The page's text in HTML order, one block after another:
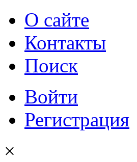
О сайте
Контакты
Поиск
Войти
Регистрация
×